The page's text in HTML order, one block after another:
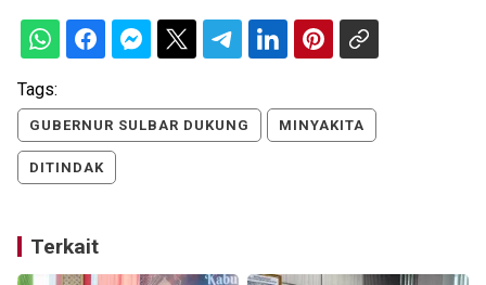
Tags:
GUBERNUR SULBAR DUKUNG MINYAKITA
DITINDAK
Terkait